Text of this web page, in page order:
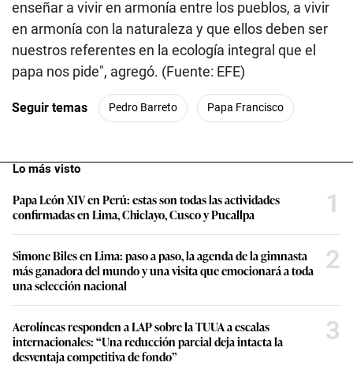
enseñar a vivir en armonía entre los pueblos, a vivir
en armonía con la naturaleza y que ellos deben ser
nuestros referentes en la ecología integral que el
papa nos pide", agregó. (Fuente: EFE)
Seguir temas Pedro Barreto Papa Francisco
Lo más visto
Papa León XIV en Perú: estas son todas las actividades
confirmadas en Lima, Chiclayo, Cusco y Pucallpa
1
Simone Biles en Lima: paso a paso, la agenda de la gimnasta
más ganadora del mundo y una visita que emocionará a toda
una selección nacional
2
Aerolíneas responden a LAP sobre la TUUA a escalas
internacionales: “Una reducción parcial deja intacta la
desventaja competitiva de fondo”
3